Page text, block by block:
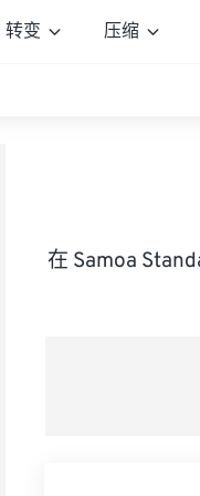
转变 压缩
在 Samoa